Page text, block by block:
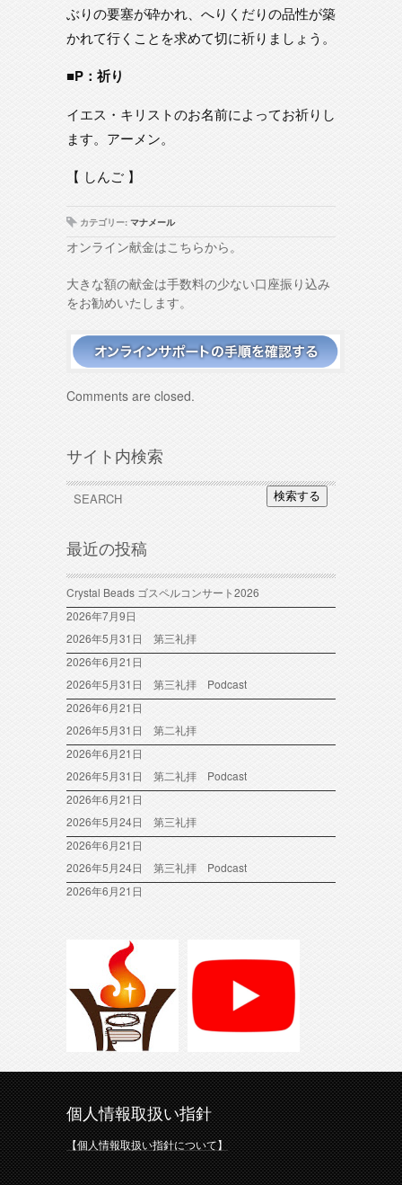
ぶりの要塞が砕かれ、へりくだりの品性が築
かれて行くことを求めて切に祈りましょう。
■P：祈り
イエス・キリストのお名前によってお祈りし
ます。アーメン。
【 しんご 】
カテゴリー: マナメール
オンライン献金はこちらから。
大きな額の献金は手数料の少ない口座振り込み
をお勧めいたします。
Comments are closed.
サイト内検索
検索する
最近の投稿
Crystal Beads ゴスペルコンサート2026
2026年7月9日
2026年5月31日 第三礼拝
2026年6月21日
2026年5月31日 第三礼拝 Podcast
2026年6月21日
2026年5月31日 第二礼拝
2026年6月21日
2026年5月31日 第二礼拝 Podcast
2026年6月21日
2026年5月24日 第三礼拝
2026年6月21日
2026年5月24日 第三礼拝 Podcast
2026年6月21日
個人情報取扱い指針
【個人情報取扱い指針について】